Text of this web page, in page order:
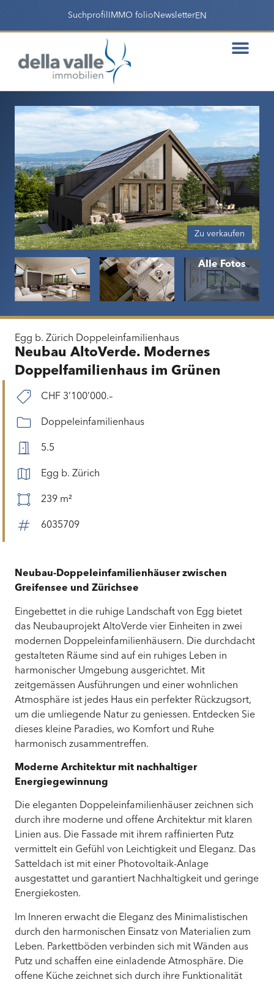
Suchprofil IMMO folio NewsletterEN
Zu verkaufen
Egg b. Zürich Doppeleinfamilienhaus
Neubau AltoVerde. Modernes
Doppelfamilienhaus im Grünen
CHF 3’100’000.–
Doppeleinfamilienhaus
5.5
Egg b. Zürich
239 m²
6035709
Neubau-Doppeleinfamilienhäuser zwischen
Greifensee und Zürichsee
Eingebettet in die ruhige Landschaft von Egg bietet
das Neubauprojekt AltoVerde vier Einheiten in zwei
modernen Doppeleinfamilienhäusern. Die durchdacht
gestalteten Räume sind auf ein ruhiges Leben in
harmonischer Umgebung ausgerichtet. Mit
zeitgemässen Ausführungen und einer wohnlichen
Atmosphäre ist jedes Haus ein perfekter Rückzugsort,
um die umliegende Natur zu geniessen. Entdecken Sie
dieses kleine Paradies, wo Komfort und Ruhe
harmonisch zusammentreffen.
Moderne Architektur mit nachhaltiger
Energiegewinnung
Die eleganten Doppeleinfamilienhäuser zeichnen sich
durch ihre moderne und offene Architektur mit klaren
Linien aus. Die Fassade mit ihrem raffinierten Putz
vermittelt ein Gefühl von Leichtigkeit und Eleganz. Das
Satteldach ist mit einer Photovoltaik-Anlage
ausgestattet und garantiert Nachhaltigkeit und geringe
Energiekosten.
Im Inneren erwacht die Eleganz des Minimalistischen
durch den harmonischen Einsatz von Materialien zum
Leben. Parkettböden verbinden sich mit Wänden aus
Putz und schaffen eine einladende Atmosphäre. Die
offene Küche zeichnet sich durch ihre Funktionalität